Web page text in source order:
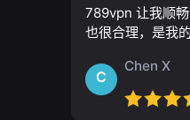
789vpn 让我顺
也很合理，是我
C
Chen X